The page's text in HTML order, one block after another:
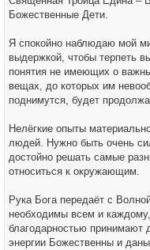
Божественные Дети.
Я спокойно наблюдаю мой
выдержкой, чтобы терпеть
понятия не имеющих о
вещах, до которых им
поднимутся, будет
Нелёгкие опыты
людей. Нужно быть очень
достойно решать самые
относиться к окружающим.
Рука Бога передаёт с
необходимы всем и
благодарностью принимают
энергии Божественны и